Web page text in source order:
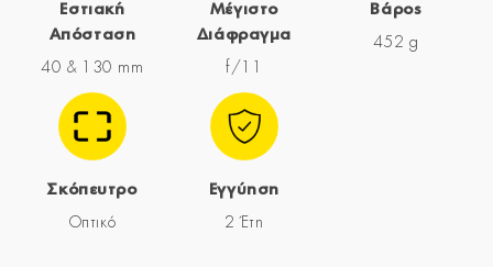
Εστιακή
Απόσταση
40 & 130 mm
Μέγιστο
Διάφραγμα
f/11
Βάρος
452 g
Σκόπευτρο
Οπτικό
Εγγύηση
2 Έτη